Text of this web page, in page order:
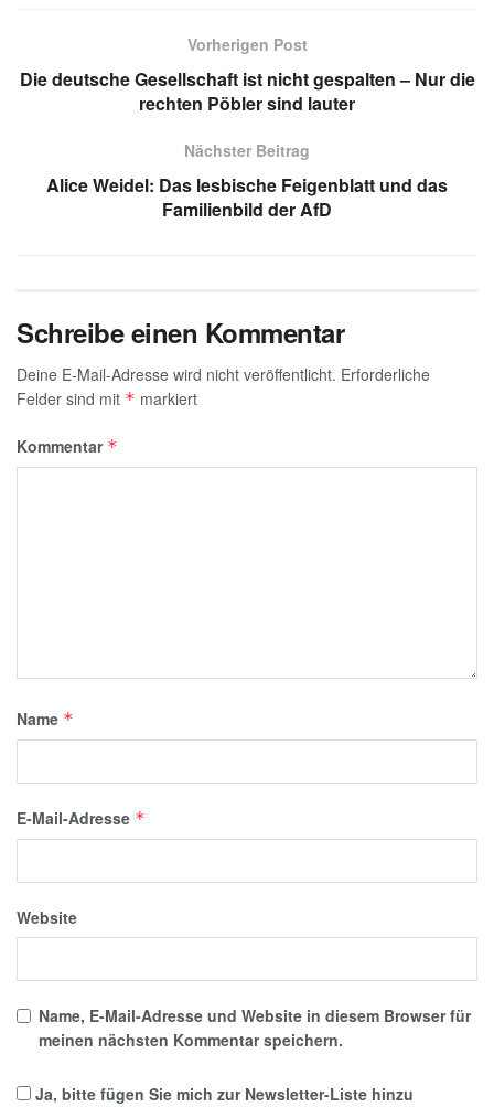
A a dI
n
e
b
o
o
k
g
Vorherigen Post
Die deutsche Gesellschaft ist nicht gespalten – Nur die
rechten Pöbler sind lauter
Nächster Beitrag
Alice Weidel: Das lesbische Feigenblatt und das
Familienbild der AfD
Schreibe einen Kommentar
Deine E-Mail-Adresse wird nicht veröffentlicht. Erforderliche
Felder sind mit * markiert
Kommentar *
Name *
E-Mail-Adresse *
Website
Name, E-Mail-Adresse und Website in diesem Browser für
meinen nächsten Kommentar speichern.
Ja, bitte fügen Sie mich zur Newsletter-Liste hinzu